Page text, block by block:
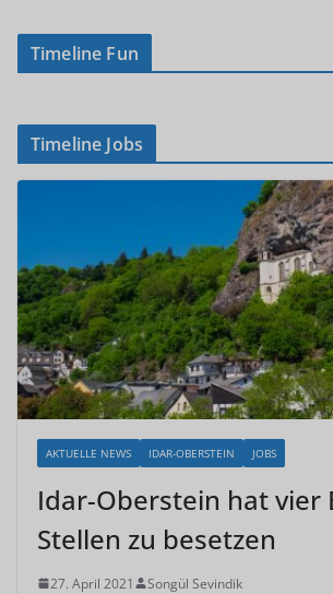
Timeline Fun
Timeline Jobs
AKTUELLE NEWS IDAR-OBERSTEIN JOBS
Idar-Oberstein hat vier
Stellen zu besetzen
27. April 2021 Songül Sevindik